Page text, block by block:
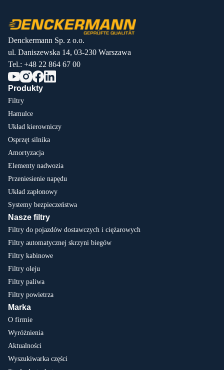
Denckermann Sp. z o.o.
ul. Daniszewska 14, 03-230 Warszawa
Tel.: +48 22 864 67 00
Produkty
Filtry
Hamulce
Układ kierowniczy
Osprzęt silnika
Amortyzacja
Elementy nadwozia
Przeniesienie napędu
Układ zapłonowy
Systemy bezpieczeństwa
Nasze filtry
Filtry do pojazdów dostawczych i ciężarowych
Filtry automatycznej skrzyni biegów
Filtry kabinowe
Filtry oleju
Filtry paliwa
Filtry powietrza
Marka
O firmie
Wyróżnienia
Aktualności
Wyszukiwarka części